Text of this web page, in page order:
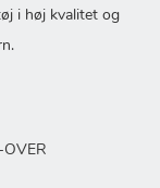
i høj kvalitet og